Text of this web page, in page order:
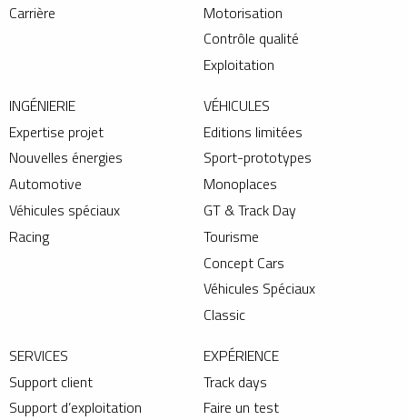
Carrière
Motorisation
Contrôle qualité
Exploitation
INGÉNIERIE
Expertise projet
Nouvelles énergies
Automotive
Véhicules spéciaux
Racing
VÉHICULES
Editions limitées
Sport-prototypes
Monoplaces
GT & Track Day
Tourisme
Concept Cars
Véhicules Spéciaux
Classic
SERVICES
Support client
Support d’exploitation
EXPÉRIENCE
Track days
Faire un test